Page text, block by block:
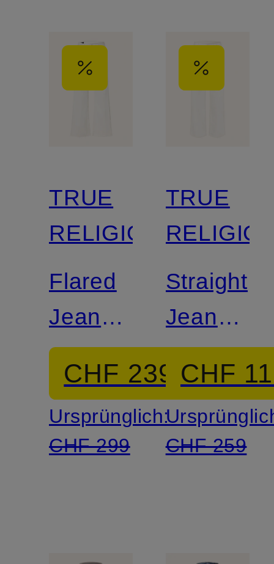
TRUE
RELIGION
Flared
Jeans
MIJA
CHF 239
Ursprünglich:
CHF 299
TRUE
Straight
Jeans
LAUREN
CHF
CHF 259